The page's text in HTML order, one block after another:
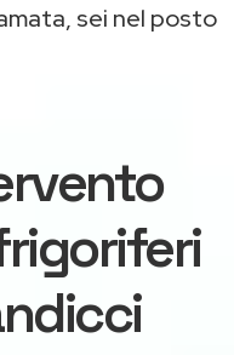
sei nel posto